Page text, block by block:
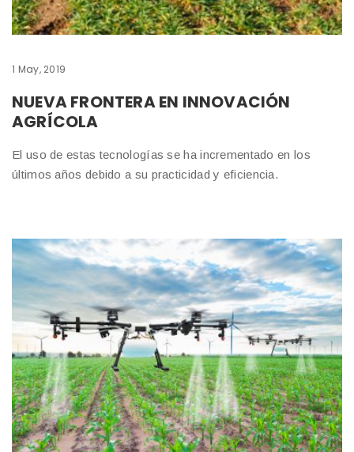
1 May, 2019
NUEVA FRONTERA EN INNOVACIÓN
AGRÍCOLA
El uso de estas tecnologías se ha incrementado en los
últimos años debido a su practicidad y eficiencia.